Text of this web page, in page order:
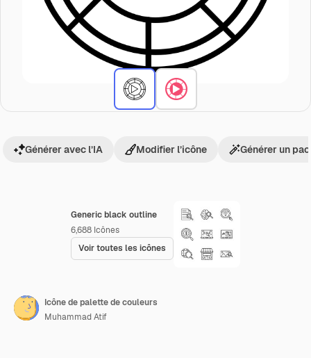
Generic black outline
6,688 Icônes
Voir toutes les icônes
Générer avec l’IA Modifier l’icône Générer un
Icône de palette de couleurs
Muhammad Atif